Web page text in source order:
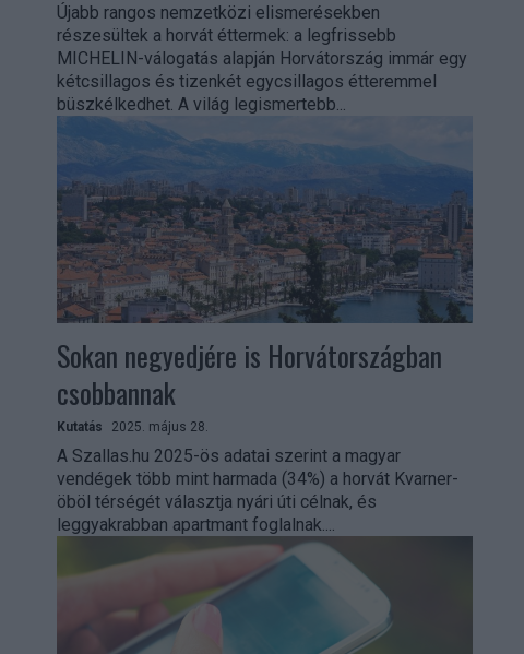
Újabb rangos nemzetközi elismerésekben
részesültek a horvát éttermek: a legfrissebb
MICHELIN-válogatás alapján Horvátország immár egy
kétcsillagos és tizenkét egycsillagos étteremmel
büszkélkedhet. A világ legismertebb...
Sokan negyedjére is Horvátországban
csobbannak
Kutatás 2025. május 28.
A Szallas.hu 2025-ös adatai szerint a magyar
vendégek több mint harmada (34%) a horvát Kvarner-
öböl térségét választja nyári úti célnak, és
leggyakrabban apartmant foglalnak....